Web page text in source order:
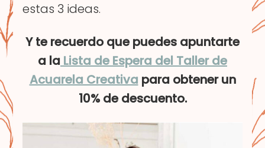
estas 3 ideas.
Y te recuerdo que puedes apuntarte
a la Lista de Espera del Taller de
Acuarela Creativa para obtener un
10% de descuento.